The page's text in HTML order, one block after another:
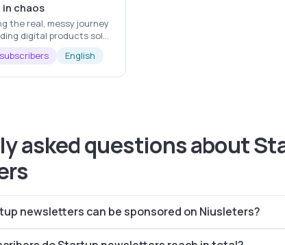
in chaos
the real, messy journey
digital products solo
English
asked questions about
newsletters can be sponsored on Niusleters?